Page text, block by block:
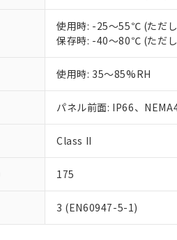
使用時: -25～55℃ (ただ
保存時: -40～80℃ (ただ
使用時: 35～85%RH
パネル前面: IP66、
Class II
175
3 (EN60947-5-1)